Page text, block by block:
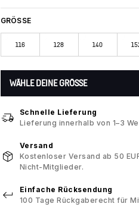
GRÖSSE
116 128 140
WÄHLE DEINE GRÖSSE
Schnelle Lieferung
Lieferung innerhalb von 1–3
Versand
Kostenloser Versand ab 50
Nicht-Mitglieder.
Einfache Rücksendung
100 Tage Rückgaberecht für